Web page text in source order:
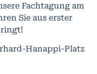
Fachtagung am
Sie aus erster
Hanappi-Platz